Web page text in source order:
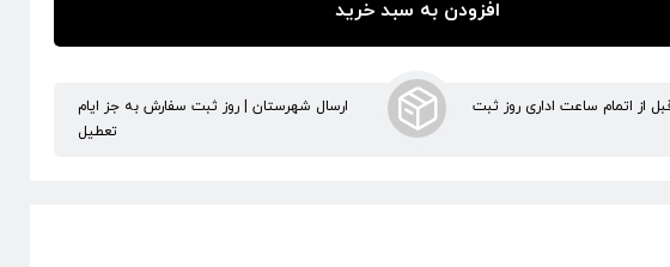
افزودن به سبد خرید
از اتمام ساعت اداری روز ثبت
ارسال شهرستان | روز ثبت سفارش به جز ایام
تعطیل